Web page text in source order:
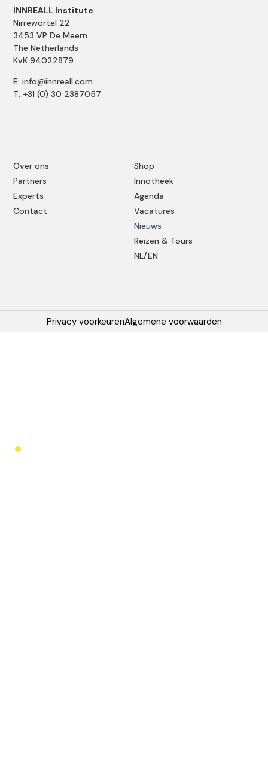
Shop
Innotheek
Agenda
Vacatures
Nieuws
Reizen & Tours
NL/EN
Over ons
Partners
Experts
Contact
INNREALL Institute
Nirrewortel 22
3453 VP De Meern
The Netherlands
KvK 94022879
E: info@innreall.com
T: +31 (0) 30 2387057
Privacy voorkeurenAlgemene voorwaarden